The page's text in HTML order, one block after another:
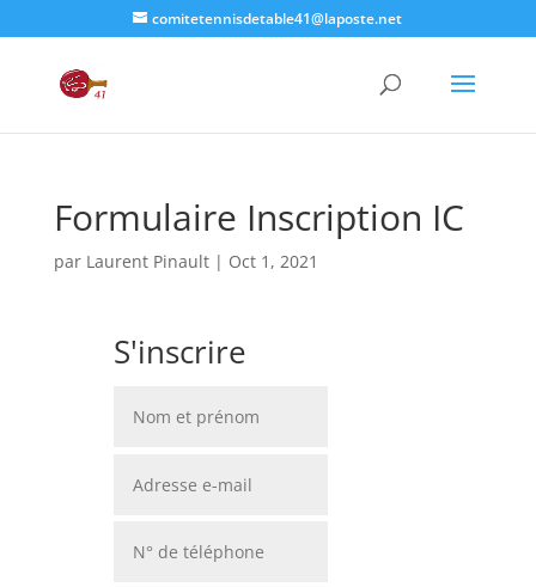
comitetennisdetable41@laposte.net
Formulaire Inscription IC
par Laurent Pinault| Oct 1, 2021
S'inscrire